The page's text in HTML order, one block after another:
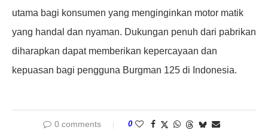
utama bagi konsumen yang menginginkan motor matik
yang handal dan nyaman. Dukungan penuh dari pabrikan
diharapkan dapat memberikan kepercayaan dan
kepuasan bagi pengguna Burgman 125 di Indonesia.
0 comments 0